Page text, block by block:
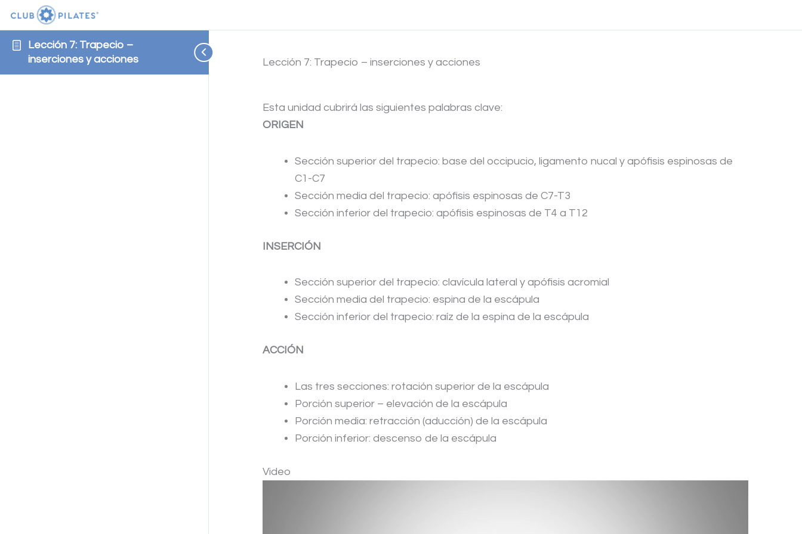
Lección 7: Trapecio –
inserciones y acciones
Lección 7: Trapecio – inserciones y acciones
Esta unidad cubrirá las siguientes palabras clave:
ORIGEN
Sección superior del trapecio: base del occipucio, ligamento nucal y apófisis espinosas de
C1-C7
Sección media del trapecio: apófisis espinosas de C7-T3
Sección inferior del trapecio: apófisis espinosas de T4 a T12
INSERCIÓN
Sección superior del trapecio: clavícula lateral y apófisis acromial
Sección media del trapecio: espina de la escápula
Sección inferior del trapecio: raíz de la espina de la escápula
ACCIÓN
Las tres secciones: rotación superior de la escápula
Porción superior – elevación de la escápula
Porción media: retracción (aducción) de la escápula
Porción inferior: descenso de la escápula
Video